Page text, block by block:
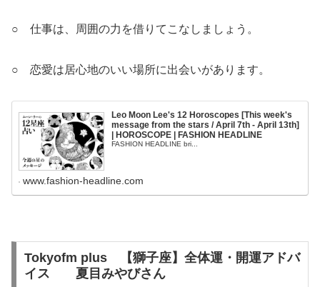
○ 仕事は、周囲の力を借りてこなしましょう。
○ 恋愛は居心地のいい場所に出会いがあります。
Leo Moon Lee's 12 Horoscopes [This week's
message from the stars / April 7th - April 13th]
| HOROSCOPE | FASHION HEADLINE
FASHION HEADLINE bri...
www.fashion-headline.com
Tokyofm plus 【獅子座】全体運・開運アドバ
イス 夏目みやびさん